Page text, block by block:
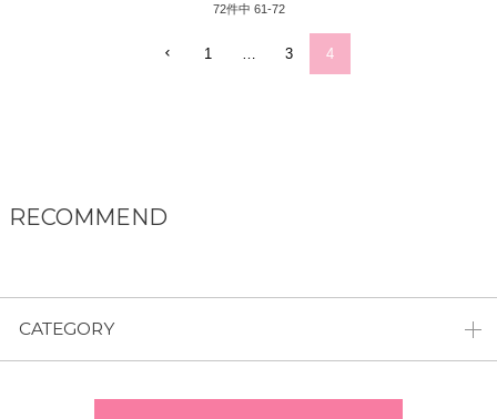
72件中 61-72
1 3 4
RECOMMEND
CATEGORY